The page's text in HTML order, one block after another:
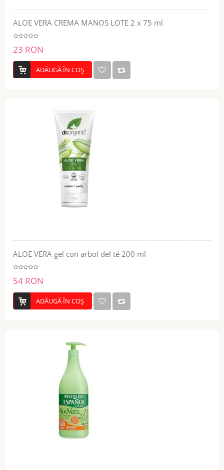
ALOE VERA CREMA MANOS LOTE 2 x 75 ml
23 RON
ADĂUGĂ ÎN COŞ
ALOE VERA gel con arbol del té 200 ml
54 RON
ADĂUGĂ ÎN COŞ